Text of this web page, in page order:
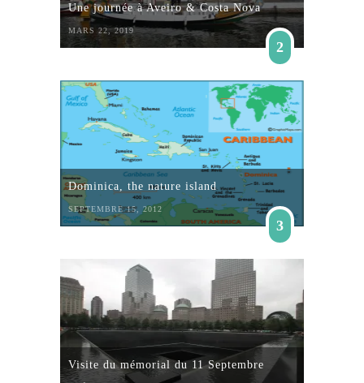
Une journée à Aveiro & Costa Nova
MARS 22, 2019
2
Dominica, the nature island
SEPTEMBRE 15, 2012
3
Visite du mémorial du 11 Septembre